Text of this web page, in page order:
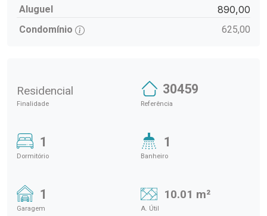
Aluguel 890,00
Condomínio 625,00
Residencial
Finalidade
30459
Referência
1
Dormitório
1
Banheiro
1
Garagem
10.01 m²
A. Útil